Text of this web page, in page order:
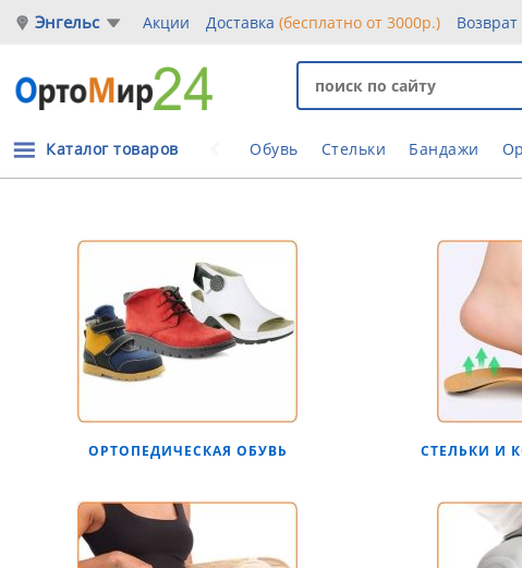
Энгельс Акции Доставка(бесплатно от 3000р.) Возврат
Обувь Стельки Бандажи
Каталог товаров
ОРТОПЕДИЧЕСКАЯ ОБУВЬ СТЕЛЬКИ И